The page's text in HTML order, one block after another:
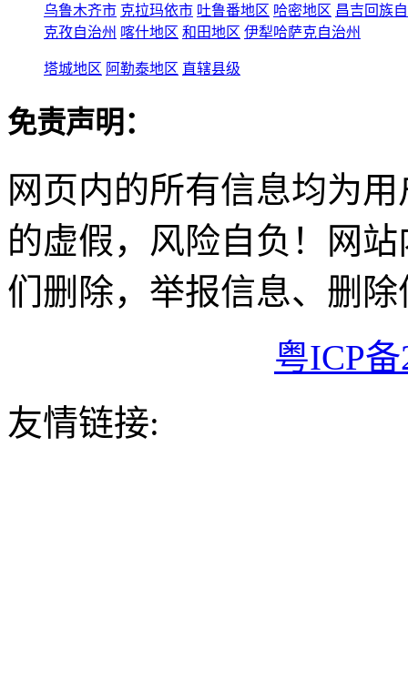
乌鲁木齐市 克拉玛依市 吐鲁番地区 哈密地区 昌吉回族
克孜自治州 喀什地区 和田地区 伊犁哈萨克自治州
塔城地区 阿勒泰地区 直辖县级
免责声明：
网页内的所有信息均为
的虚假，风险自负！网
们删除，举报信息、删
粤ICP
友情链接: